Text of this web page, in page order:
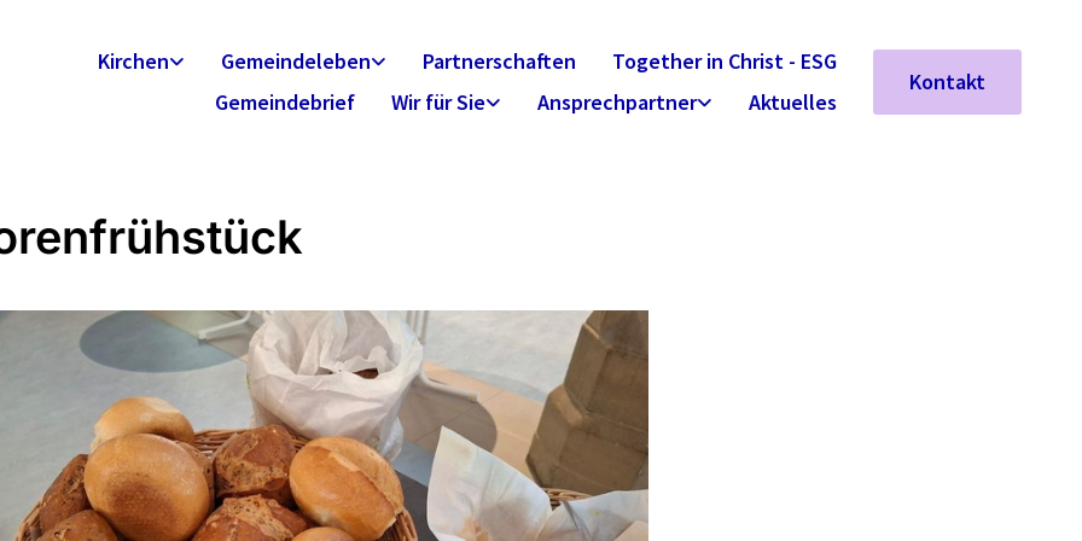
Kirchen Gemeindeleben Partnerschaften
Together in Christ - ESG
Gemeindebrief
Wir für Sie Ansprechpartner Aktuelles
Kontakt